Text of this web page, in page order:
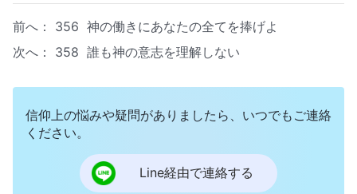
前へ： 356 神の働きにあなたの全てを捧げよ
次へ： 358 誰も神の意志を理解しない
信仰上の悩みや疑問がありましたら、いつでもご連絡
ください。
Line経由で連絡する